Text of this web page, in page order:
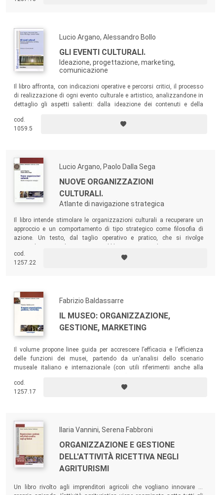
spese, dove la stratificazione normativa rende difficile interpretare le
Lucio Argano, Alessandro Bollo
GLI EVENTI CULTURALI.
Ideazione, progettazione, marketing,
comunicazione
Il libro affronta, con indicazioni operative e percorsi critici, il processo
di realizzazione di ogni evento culturale e artistico, analizzandone in
dettaglio gli aspetti salienti: dalla ideazione dei contenuti e della
della produzione, dal marketing specifico dell’evento in sé, alla sua
comunicazione e promozione.
cod.
1059.5
Lucio Argano, Paolo Dalla Sega
NUOVE ORGANIZZAZIONI
CULTURALI.
Atlante di navigazione strategica
Il libro intende stimolare le organizzazioni culturali a recuperare un
approccio e un comportamento di tipo strategico come filosofia di
azione. Un testo, dal taglio operativo e pratico, che si rivolge
biblioteche, associazioni, fondazioni, centri di produzione artistica,
festival...
cod.
1257.22
Fabrizio Baldassarre
IL MUSEO: ORGANIZZAZIONE,
GESTIONE, MARKETING
Il volume propone linee guida per accrescere l’efficacia e l’efficienza
delle funzioni dei musei, partendo da un’analisi dello scenario
museale italiano e internazionale (con utili riferimenti anche alla
cod.
1257.17
Ilaria Vannini, Serena Fabbroni
ORGANIZZAZIONE E GESTIONE
DELL'ATTIVITÀ RICETTIVA NEGLI
AGRITURISMI
Un
libro rivolto agli imprenditori agricoli che vogliano innovare la